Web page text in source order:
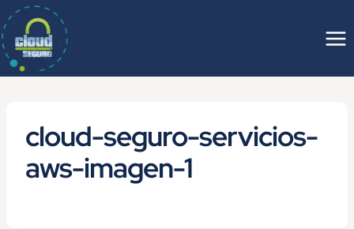
Saltar
al
contenido
cloud-seguro-servicios-
aws-imagen-1